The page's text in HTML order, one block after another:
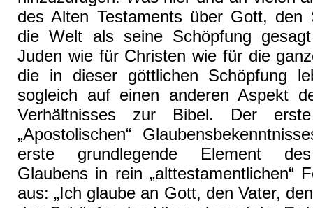
des Alten Testaments über Gott, den
die Welt als seine Schöpfung
Juden wie für Christen wie für die
die in dieser göttlichen Schöpfung
sogleich auf einen anderen Aspekt
Verhältnisses zur Bibel. Der
„Apostolischen“
erste grundlegende Element
Glaubens in rein „alttestamentlichen“
aus: „Ich glaube an Gott, den Vater,